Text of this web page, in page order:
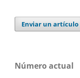
Enviar un artículo
Número actual